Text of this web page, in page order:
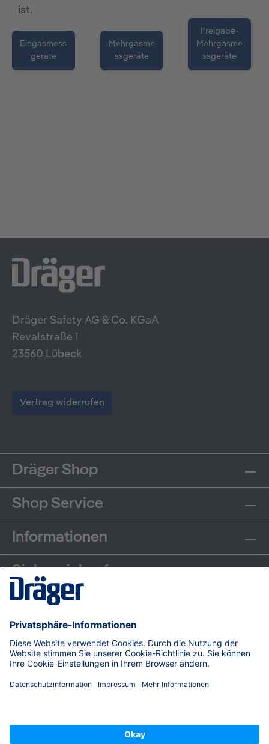
ist.
Eingasmess
geräte
Mehrgasme
ssgeräte
Freigabe-
Mehrgasme
ssgeräte
Dräger Safety AG & Co. KGaA
Revalstraße 1
23560 Lübeck
Vertrag widerrufen
Dräger Shop
Shop Service
Informationen
Sicher einkaufen
Communities
Zahlungsarten
Versand